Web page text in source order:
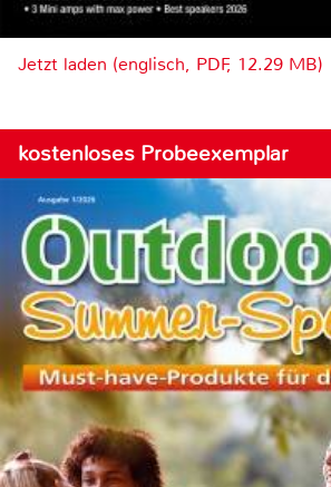
Jetzt laden (englisch, PDF, 12.29 MB)
kostenloses Probeexemplar